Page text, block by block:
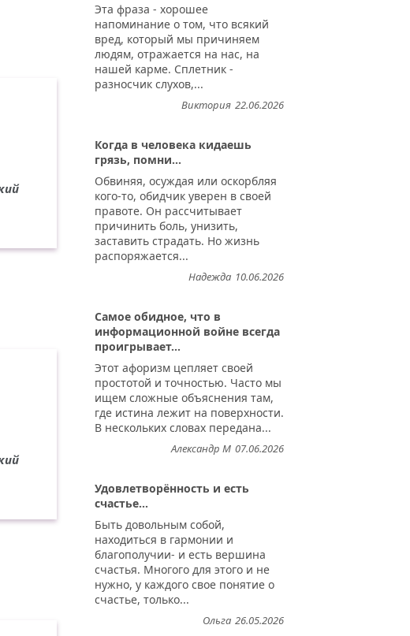
Эта фраза - хорошее
напоминание о том, что всякий
вред, который мы причиняем
людям, отражается на нас, на
нашей карме. Сплетник -
разносчик слухов,...
22.06.2026
Виктория
Когда в человека кидаешь
грязь, помни...
Обвиняя, осуждая или оскорбляя
кого-то, обидчик уверен в своей
правоте. Он рассчитывает
причинить боль, унизить,
заставить страдать. Но жизнь
распоряжается...
10.06.2026
Надежда
Самое обидное, что в
информационной войне всегда
проигрывает...
Этот афоризм цепляет своей
простотой и точностью. Часто мы
ищем сложные объяснения там,
где истина лежит на поверхности.
В нескольких словах передана...
07.06.2026
Александр М
Удовлетворённость и есть
счастье...
Быть довольным собой,
находиться в гармонии и
благополучии- и есть вершина
счастья. Многого для этого и не
нужно, у каждого свое понятие о
счастье, только...
26.05.2026
Ольга